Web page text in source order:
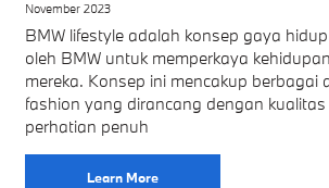
November 2023
BMW lifestyle adalah konsep gaya
oleh BMW untuk memperkaya
mereka. Konsep ini mencakup berbagai
fashion yang dirancang dengan
perhatian penuh
Learn More